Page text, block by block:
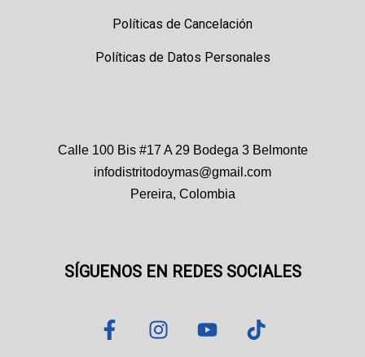
Políticas de Cancelación
Políticas de Datos Personales
Calle 100 Bis #17 A 29 Bodega 3 Belmonte
infodistritodoymas@gmail.com
Pereira, Colombia
SÍGUENOS EN REDES SOCIALES
F
a
I
n
Y
o
T
i